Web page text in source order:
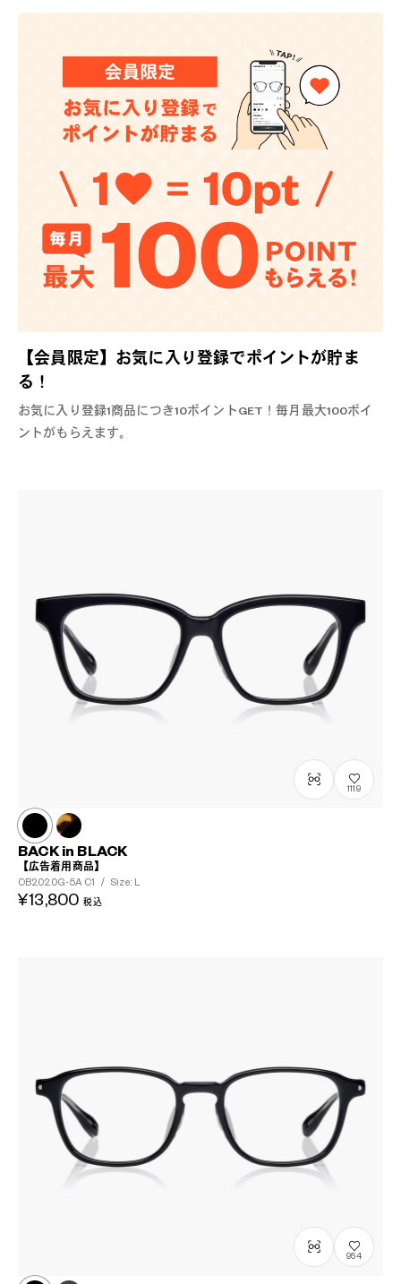
【会員限定】お気に入り登録でポイントが貯ま
る！
お気に入り登録1商品につき10ポイントGET！毎月最大100ポイ
ントがもらえます。
1119
BACK in BLACK
【広告着用商品】
OB2020G-5A C1 / Size: L
¥13,800 税込
954